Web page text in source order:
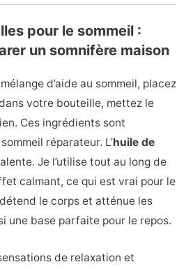
pour le sommeil :
un somnifère maison
d’aide au sommeil, placez
votre bouteille, mettez le
Ces ingrédients sont
réparateur. L’huile de
Je l’utilise tout au long de
calmant, ce qui est vrai pour le
le corps et atténue les
une base parfaite pour le repos.
de relaxation et